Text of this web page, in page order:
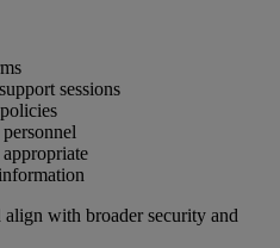
sessions
with broader security and